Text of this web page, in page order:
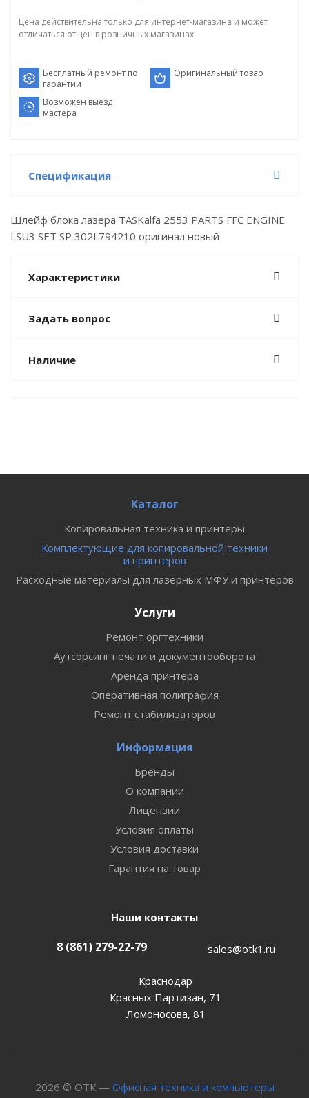
Цена действительна только для интернет-магазина и может
отличаться от цен в розничных магазинах
Бесплатный ремонт по
гарантии
Оригинальный товар
Возможен выезд
мастера
Спецификация
Шлейф блока лазера TASKalfa 2553 PARTS FFC ENGINE
LSU3 SET SP 302L794210 оригинал новый
Характеристики
Задать вопрос
Наличие
Каталог
Копировальная техника и принтеры
Комплектующие для копировальной техники
и принтеров
Расходные материалы для лазерных МФУ и принтеров
Услуги
Ремонт оргтехники
Аутсорсинг печати и документооборота
Аренда принтера
Оперативная полиграфия
Ремонт стабилизаторов
Информация
Бренды
О компании
Лицензии
Условия оплаты
Условия доставки
Гарантия на товар
Наши контакты
8 (861) 279-22-79 sales@otk1.ru
Краснодар
Красных Партизан, 71
Ломоносова, 81
2026 © ОТК — Офисная техника и компьютеры